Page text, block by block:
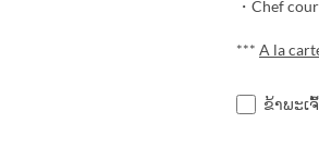
・Chef
*** A la
ຂ້າພະເ